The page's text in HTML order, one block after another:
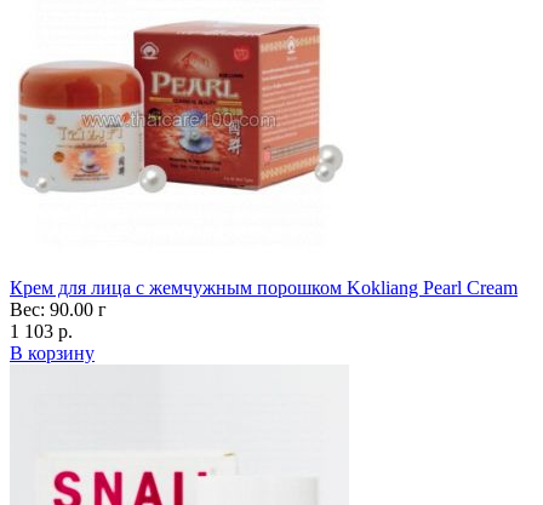
Крем для лица с жемчужным порошком Kokliang Pearl Сream
Вес: 90.00 г
1 103 р.
В корзину